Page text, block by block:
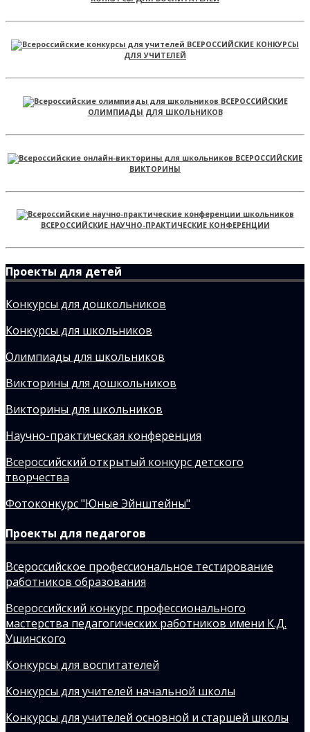
ВСЕРОССИЙСКИЕ КОНКУРСЫ
ДЛЯ УЧИТЕЛЕЙ
ВСЕРОССИЙСКИЕ
ОЛИМПИАДЫ ДЛЯ ШКОЛЬНИКОВ
ВСЕРОССИЙСКИЕ
ВИКТОРИНЫ
ВСЕРОССИЙСКИЕ НАУЧНО-ПРАКТИЧЕСКИЕ КОНФЕРЕНЦИИ
Проекты для детей
Конкурсы для дошкольников
Конкурсы для школьников
Олимпиады для школьников
Викторины для дошкольников
Викторины для школьников
Научно-практическая конференция
Всероссийский открытый конкурс детского
творчества
Фотоконкурс "Юные Эйнштейны"
Проекты для педагогов
Всероссийское профессиональное тестирование
работников образования
Всероссийский конкурс профессионального
мастерства педагогических работников имени К.Д.
Ушинского
Конкурсы для воспитателей
Конкурсы для учителей начальной школы
Конкурсы для учителей основной и старшей школы